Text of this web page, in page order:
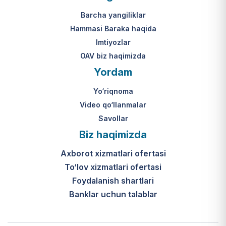
Mahkamasining 2024-yil 31-maydagi
313-son qarori.
yakuniy qaror qabul qilinishi 10 ish
kuni ichida amalga oshiriladi.
К какому виду помощи
относится услуга по
установке пандуса?
эта услуга входит в перечень
мер по адаптации жилищно-
бытовых условий лиц,
уходе, для создания
безбарьерной среды.
Barcha yangiliklar
Hammasi Baraka haqida
Imtiyozlar
OAV biz haqimizda
Yordam
Yo‘riqnoma
Video qo‘llanmalar
Savollar
Biz haqimizda
Axborot xizmatlari ofertasi
To‘lov xizmatlari ofertasi
Foydalanish shartlari
Banklar uchun talablar